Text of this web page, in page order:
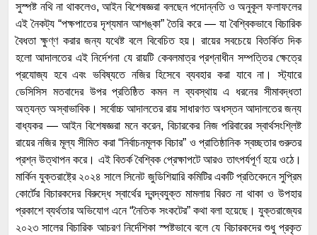
সুস্পষ্ট নথি না থাকলেও, আইন বিশেষজ্ঞরা বলছেন পদোন্নতি ও অনুকূল ফলাফলের
এই নৈকট্য “পক্ষপাতের দৃশ্যমান আশঙ্কা” তৈরি করে — যা বৈশ্বিকভাবে বিচারিক
বৈধতা ক্ষুণ্ণ করার জন্য যথেষ্ট বলে বিবেচিত হয়। রায়ের সবচেয়ে বিতর্কিত দিক
হলো আদালতের এই নির্দেশনা যে রায়টি কেবলমাত্র প্রশ্নাধীন সম্পত্তির ক্ষেত্রে
প্রযোজ্য হবে এবং ভবিষ্যতে নজির হিসেবে ব্যবহার করা যাবে না। স্ট্যারে
ডেসিসিস মতবাদের উপর প্রতিষ্ঠিত কমন ল ব্যবস্থায় এ ধরনের সীমাবদ্ধতা
অত্যন্ত অস্বাভাবিক। সর্বোচ্চ আদালতের রায় সাধারণত অধস্তন আদালতের জন্য
বাধ্যকর — আইন বিশেষজ্ঞরা মনে করেন, বিচারকের নিজ পরিবারের স্বার্থসংশ্লিষ্ট
রায়ের নজির মূল্য সীমিত করা “নির্বাচনমূলক বিচার” ও প্রাতিষ্ঠানিক স্বচ্ছতার গুরুতর
প্রশ্ন উত্থাপন করে। এই বিতর্ক বৈশ্বিক প্রেক্ষাপটে আরও তাৎপর্যপূর্ণ হয়ে ওঠে।
মার্কিন যুক্তরাষ্ট্রে ২০২৪ সালে সিনেট জুডিশিয়ারি কমিটির একটি প্রতিবেদনে সুপ্রিম
কোর্টের বিচারকদের বিরুদ্ধে স্বার্থের দ্বন্দ্বযুক্ত মামলায় বিরত না থাকা ও উপহার
প্রকাশে ব্যর্থতার অভিযোগ এনে “নৈতিক সংকটের” কথা বলা হয়েছে। যুক্তরাজ্যের
২০২৩ সালের বিচারিক আচরণ নির্দেশিকা স্পষ্টভাবে বলে যে বিচারকদের শুধু প্রকৃত